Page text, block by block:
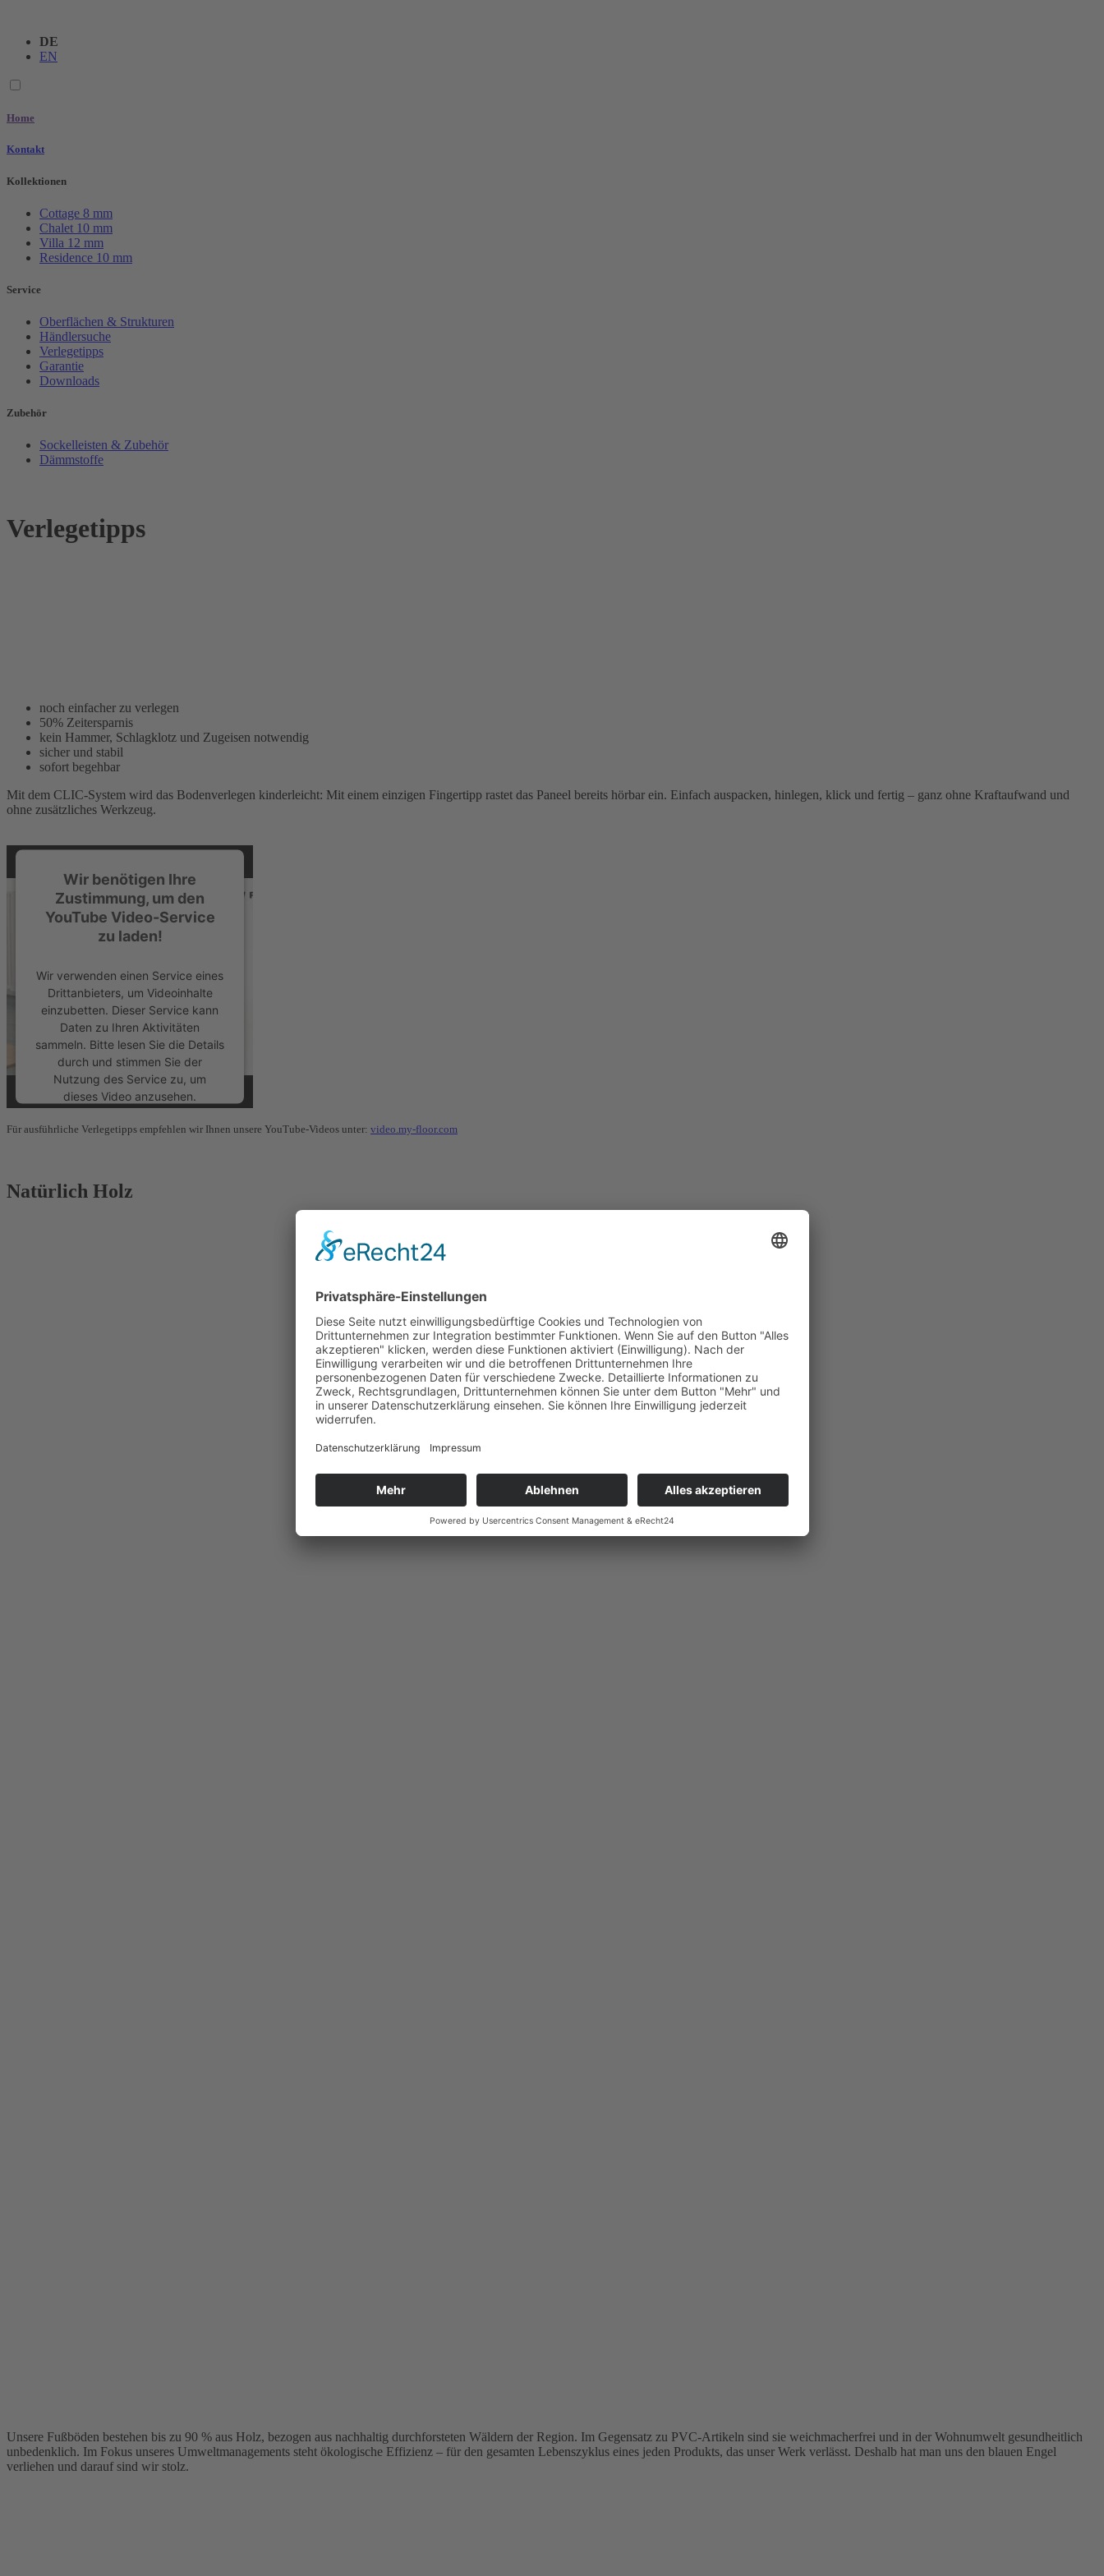
DE
EN
Home
Kontakt
Kollektionen
Cottage 8 mm
Chalet 10 mm
Villa 12 mm
Residence 10 mm
Service
Oberflächen & Strukturen
Händlersuche
Verlegetipps
Garantie
Downloads
Zubehör
Sockelleisten & Zubehör
Dämmstoffe
Verlegetipps
noch einfacher zu verlegen
50% Zeitersparnis
kein Hammer, Schlagklotz und Zugeisen notwendig
sicher und stabil
sofort begehbar
Mit dem CLIC-System wird das Bodenverlegen kinderleicht: Mit einem einzigen Fingertipp rastet das Paneel bereits hörbar ein. Einfach auspacken, hinlegen, klick und fertig – ganz ohne Kraftaufwand und
ohne zusätzliches Werkzeug.
Wir benötigen Ihre
Zustimmung, um den
YouTube Video-Service
zu laden!
Wir verwenden einen Service eines
Drittanbieters, um Videoinhalte
einzubetten. Dieser Service kann
Daten zu Ihren Aktivitäten
sammeln. Bitte lesen Sie die Details
durch und stimmen Sie der
Nutzung des Service zu, um
dieses Video anzusehen.
Mehr Informationen
Für ausführliche Verlegetipps empfehlen wir Ihnen unsere YouTube-Videos unter: video.my-floor.com
Natürlich Holz
Unsere Fußböden bestehen bis zu 90 % aus Holz, bezogen aus nachhaltig durchforsteten Wäldern der Region. Im Gegensatz zu PVC-Artikeln sind sie weichmacherfrei und in der Wohnumwelt gesundheitlich
unbedenklich. Im Fokus unseres Umweltmanagements steht ökologische Effizienz – für den gesamten Lebenszyklus eines jeden Produkts, das unser Werk verlässt. Deshalb hat man uns den blauen Engel
verliehen und darauf sind wir stolz.